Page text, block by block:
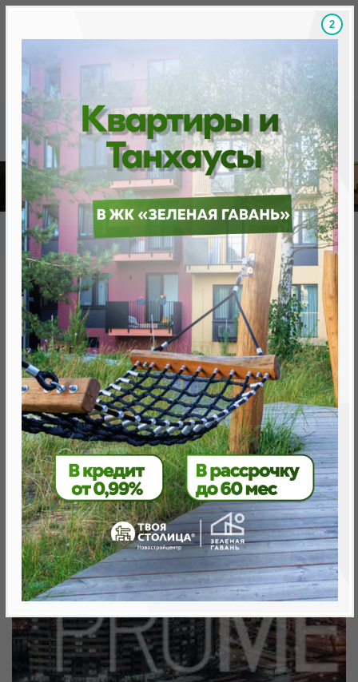
Скидки на новостройки, бонусы Готовые
Главная База новостроек Минска «Минск Мир»
«Диадема»
«Диадема»
от 0 BYN (0 USD)
Минск, Октябрьский, ул. Аэродромная
метро «Ковальская Слобода», 566 м
1